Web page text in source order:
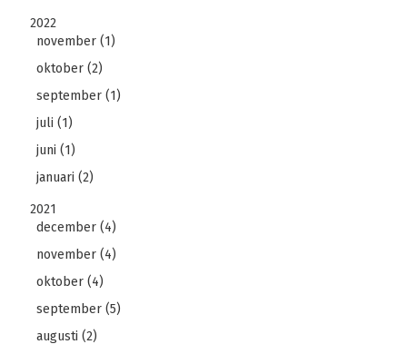
2022
november (1)
oktober (2)
september (1)
juli (1)
juni (1)
januari (2)
2021
december (4)
november (4)
oktober (4)
september (5)
augusti (2)